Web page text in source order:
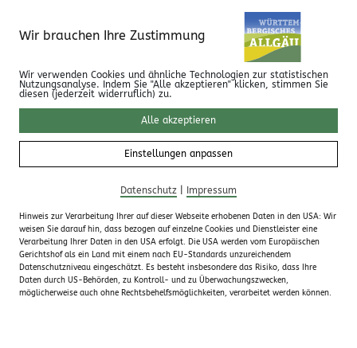
Oder nehmt euch sich Zeit, um beim
bei einer meditativen
Morgenwanderung oder einer Etappe auf dem
Jakobusweg eure innere Kraftquelle zu erfahren.
Und nach einerKräuterwanderungwisst ihr
bestimmt auch, wie ihr einen wohltuenden
Frauenmanteltee oder ein herzhaftes
Brennnesselpesto zubereiten könnt.
Wir brauchen Ihre Zustimmung
Wir verwenden Cookies und ähnliche Technologien zur statistischen
Nutzungsanalyse. Indem Sie "Alle akzeptieren" klicken, stimmen Sie
diesen (jederzeit widerruflich) zu.
Alle akzeptieren
Einstellungen anpassen
Datenschutz Impressum
Hinweis zur Verarbeitung Ihrer auf dieser Webseite erhobenen Daten in den USA: Wir
weisen Sie darauf hin, dass bezogen auf einzelne Cookies und Dienstleister eine
Verarbeitung Ihrer Daten in den USA erfolgt. Die USA werden vom Europäischen
Gerichtshof als ein Land mit einem nach EU-Standards unzureichendem
Datenschutzniveau eingeschätzt. Es besteht insbesondere das Risiko, dass Ihre
Daten durch US-Behörden, zu Kontroll- und zu Überwachungszwecken,
möglicherweise auch ohne Rechtsbehelfsmöglichkeiten, verarbeitet werden können.